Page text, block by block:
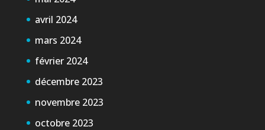
avril 2024
mars 2024
février 2024
décembre 2023
novembre 2023
octobre 2023